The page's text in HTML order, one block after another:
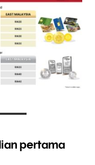
pertama